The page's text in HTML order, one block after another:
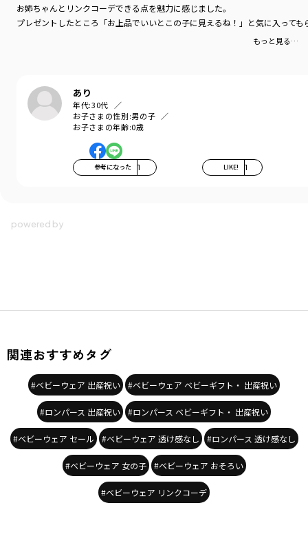
お姉ちゃんとリンクコーデできる点を魅力に感じました。
プレゼントしたところ「お上品でいいとこの子に見えるね！」と気に入っても
もっと見る…
あり
年代:30代
お子さまの性別:男の子
お子さまの年齢:0歳
参考になった 1 LIKE! 1
関連おすすめタグ
#ベビーウェア 出産祝い #ベビーウェア ベビーギフト・ 出産祝い
#ロンパース 出産祝い #ロンパース ベビーギフト・ 出産祝い
#ベビーウェア セール #ベビーウェア 透け感なし #ロンパース 透け感なし
#ベビーウェア 女の子 #ベビーウェア おそろい
#ベビーウェア リンクコーデ